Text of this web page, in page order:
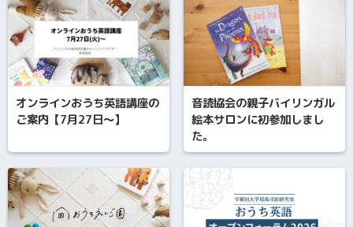
オンラインおうち英語講座の
ご案内【7月27日～】
音読協会の親子バイリンガル
絵本サロンに初参加しまし
た。